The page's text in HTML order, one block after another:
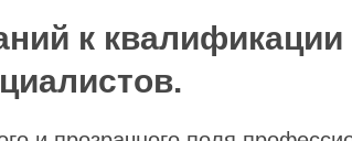
к квалификации